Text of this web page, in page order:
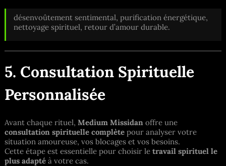
désenvoûtement sentimental, purification énergétique,
nettoyage spirituel, retour d’amour durable.
5. Consultation Spirituelle
Personnalisée
Avant chaque rituel, Medium Missidan offre une
consultation spirituelle complète pour analyser votre
situation amoureuse, vos blocages et vos besoins.
Cette étape est essentielle pour choisir le travail spirituel le
plus adapté à votre cas.